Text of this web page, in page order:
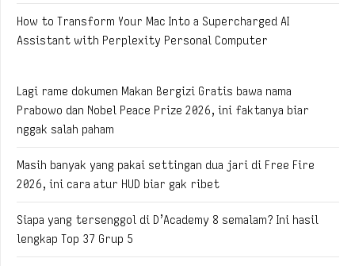
How to Transform Your Mac Into a Supercharged AI
Assistant with Perplexity Personal Computer
Lagi rame dokumen Makan Bergizi Gratis bawa nama
Prabowo dan Nobel Peace Prize 2026, ini faktanya biar
nggak salah paham
Masih banyak yang pakai settingan dua jari di Free Fire
2026, ini cara atur HUD biar gak ribet
Siapa yang tersenggol di D’Academy 8 semalam? Ini hasil
lengkap Top 37 Grup 5